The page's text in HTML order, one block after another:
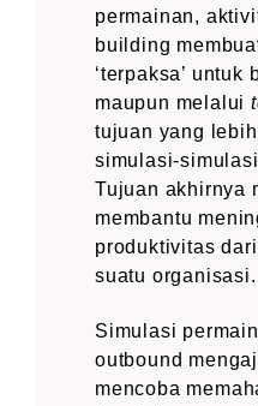
permainan,
building
‘terpaksa’
maupun melalui
tujuan yang
simulasi-
Tujuan akhirnya
membantu
produktivitas
suatu organisasi.
Simulasi
outbound
mencoba